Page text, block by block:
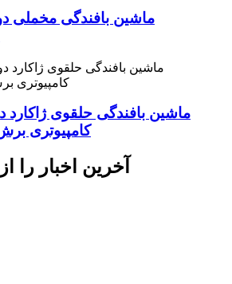
ماشین بافندگی مخملی دو
ماشین بافندگی حلقوی
کامپیوتری
آخرین اخبار را